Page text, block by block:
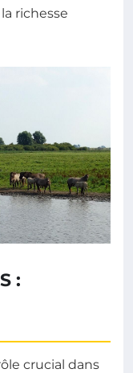
richesse
:
crucial dans